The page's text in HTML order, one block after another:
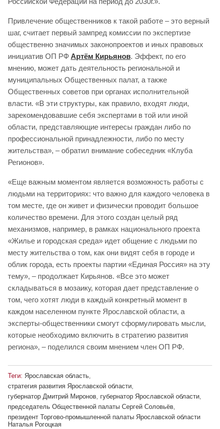
Привлечение общественников к такой работе – это верный
шаг, считает первый зампред комиссии по экспертизе
общественно значимых законопроектов и иных правовых
инициатив ОП РФ Артём Кирьянов. Эффект, по его
мнению, может дать деятельность региональной и
муниципальных Общественных палат, а также
Общественных советов при органах исполнительной
власти. «В эти структуры, как правило, входят люди,
зарекомендовавшие себя экспертами в той или иной
области, представляющие интересы граждан либо по
профессиональной принадлежности, либо по месту
жительства», – обратил внимание собеседник «Клуба
Регионов».
«Еще важным моментом является возможность работы с
людьми на территориях: что важно для каждого человека в
том месте, где он живет и физически проводит большое
количество времени. Для этого создан целый ряд
механизмов, например, в рамках национального проекта
«Жилье и городская среда» идет общение с людьми по
месту жительства о том, как они видят себя в городе и
облик города, есть проекты партии «Единая Россия» на эту
тему», – продолжает Кирьянов. «Все это может
складываться в мозаику, которая дает представление о
том, чего хотят люди в каждый конкретный момент в
каждом населенном пункте Ярославской области, а
эксперты-общественники смогут сформулировать мысли,
которые необходимо включить в стратегию развития
региона», – поделился своим мнением член ОП РФ.
Теги: Ярославская область,
стратегия развития Ярославской области,
губернатор Дмитрий Миронов, губернатор Ярославской области,
председатель Общественной палаты Сергей Соловьёв,
президент Торгово-промышленной палаты Ярославской области
Наталья Рогоцкая